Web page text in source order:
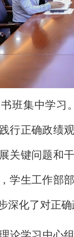
班集中学习
行正确政绩
关键问题和
学生工作部
深化了对正